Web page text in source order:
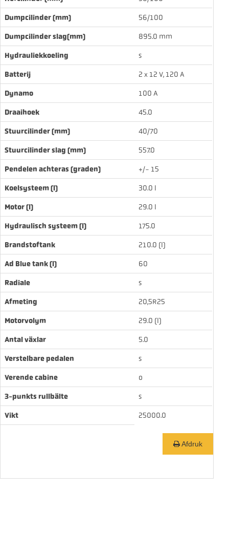
Dumpcilinder (mm) 56/100
Dumpcilinder slag(mm) 895.0 mm
Hydrauliekkoeling s
Batterij 2 x 12 V, 120 A
Dynamo 100 A
Draaihoek 45.0
Stuurcilinder (mm) 40/70
Stuurcilinder slag (mm) 557.0
Pendelen achteras (graden) +/- 15
Koelsysteem (l) 30.0 l
Motor (l) 29.0 l
Hydraulisch systeem (l) 175.0
Brandstoftank 210.0 (l)
Ad Blue tank (l) 60
Radiale s
Afmeting 20,5R25
Motorvolym 29.0 (l)
Antal växlar 5.0
Verstelbare pedalen s
Verende cabine o
3-punkts rullbälte s
Vikt 25000.0
Afdruk